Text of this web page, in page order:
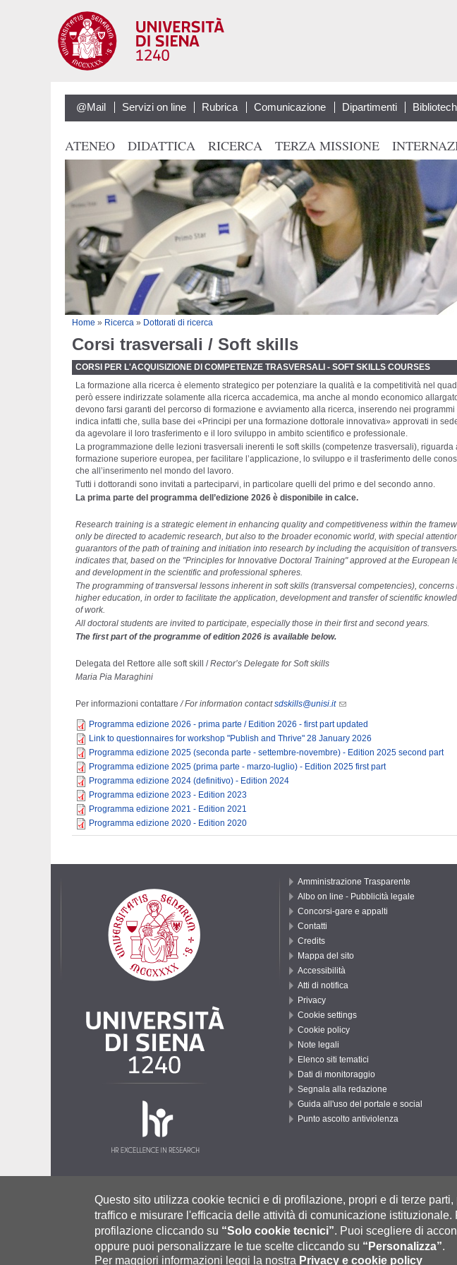
@Mail Servizi on line Rubrica Comunicazione Dipartimenti
ATENEO DIDATTICA RICERCA TERZA MISSIONE
Tu sei qui
Home » Ricerca » Dottorati di ricerca
Corsi trasversali / Soft skills
CORSI PER L'ACQUISIZIONE DI COMPETENZE TRASVERSALI - SOFT SKILLS COURSES
La formazione alla ricerca è elemento strategico per potenziare la qualità e la competitività nel
però essere indirizzate solamente alla ricerca accademica, ma anche al mondo economico
devono farsi garanti del percorso di formazione e avviamento alla ricerca, inserendo nei
indica infatti che, sulla base dei «Principi per una formazione dottorale innovativa» approvati in
da agevolare il loro trasferimento e il loro sviluppo in ambito scientifico e professionale.
La programmazione delle lezioni trasversali inerenti le soft skills (competenze trasversali),
formazione superiore europea, per facilitare l’applicazione, lo sviluppo e il trasferimento delle
che all’inserimento nel mondo del lavoro.
Tutti i dottorandi sono invitati a parteciparvi, in particolare quelli del primo e del secondo anno.
La prima parte del programma dell’edizione 2026 è disponibile in calce.
Research training is a strategic element in enhancing quality and competitiveness within the
only be directed to academic research, but also to the broader economic world, with special
guarantors of the path of training and initiation into research by including the acquisition of
indicates that, based on the "Principles for Innovative Doctoral Training" approved at the
and development in the scientific and professional spheres.
The programming of transversal lessons inherent in soft skills (transversal competencies),
higher education, in order to facilitate the application, development and transfer of scientific
of work.
All doctoral students are invited to participate, especially those in their first and second years.
The first part of the programme of edition 2026 is available below.
Delegata del Rettore alle soft skill /Rector’s Delegate for Soft skills
Maria Pia Maraghini
Per informazioni contattare / For information contactsdskills@unisi.it
Programma edizione 2026 - prima parte / Edition 2026 - first part updated
Link to questionnaires for workshop "Publish and Thrive" 28 January 2026
Programma edizione 2025 (seconda parte - settembre-novembre) - Edition 2025 second part
Programma edizione 2025 (prima parte - marzo-luglio) - Edition 2025 first part
Programma edizione 2024 (definitivo) - Edition 2024
Programma edizione 2023 - Edition 2023
Programma edizione 2021 - Edition 2021
Programma edizione 2020 - Edition 2020
Amministrazione Trasparente
Albo on line - Pubblicità legale
Concorsi-gare e appalti
Contatti
Credits
Mappa del sito
Accessibilità
Atti di notifica
Privacy
Cookie settings
Cookie policy
Note legali
Elenco siti tematici
Dati di monitoraggio
Segnala alla redazione
Guida all'uso del portale e social
Punto ascolto antiviolenza
P.IVA 00273530527 | C.F. 80002070524 |Modalità di pagamento|Caselle Pec: Posta Elettronica Certificata|
Contatti:urp@unisi.it - URP - Ufficio Relazioni con il Pubblico Tel. 0577 235555 (dal lunedì al venerdì dalle
Questo sito utilizza cookie tecnici e di profilazione, propri e di terze
traffico e misurare l'efficacia delle attività di comunicazione istituzionale.
profilazione cliccando su “Solo cookie tecnici”. Puoi scegliere di
oppure puoi personalizzare le tue scelte cliccando su “Personalizza”.
Per maggiori informazioni leggi la nostra Privacy e cookie policy